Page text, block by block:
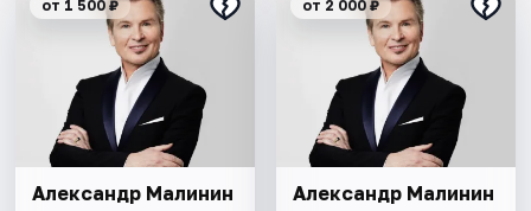
от 1 500 ₽
Александр Малинин
от 2 000 ₽
Александр Малинин